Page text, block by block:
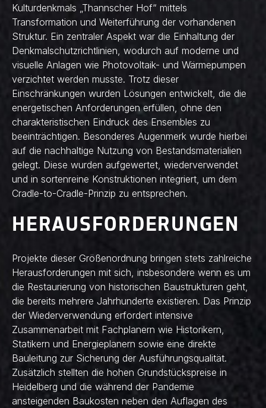
Kulturdenkmals „Thannscher Hof“ mittels
Transformation und Weiterführung der vorhandenen
Struktur. Ein zentraler Aspekt war die Einhaltung der
Denkmalschutzrichtlinien, wodurch auf moderne und
visuelle Anlagen wie Photovoltaik- und Wärmepumpen
verzichtet werden musste. Trotz dieser
Einschränkungen wurden Lösungen entwickelt, die die
energetischen Anforderungen erfüllen, ohne den
charakteristischen Eindruck des Ensembles zu
beeinträchtigen. Besonderes Augenmerk wurde hierbei
auf die nachhaltige Nutzung von Bestandsmaterialien
gelegt. Diese wurden aufgewertet, wiederverwendet
und in sortenreine Konstruktionen integriert, um dem
Cradle-to-Cradle-Prinzip zu entsprechen.
HERAUSFORDERUNGEN
Projekte dieser Größenordnung bringen stets zahlreiche
Herausforderungen mit sich, insbesondere wenn es um
die Restaurierung von historischen Baustrukturen geht,
die bereits mehrere Jahrhunderte existieren. Das Prinzip
der Wiederverwendung erfordert intensive
Zusammenarbeit mit Fachplanern wie Historikern,
Statikern und Energieplanern sowie eine direkte
Bauleitung zur Sicherung der Ausführungsqualität.
Zusätzlich stellten die hohen Grundstückspreise in
Heidelberg und die während der Pandemie
ansteigenden Baukosten neben den Auflagen des